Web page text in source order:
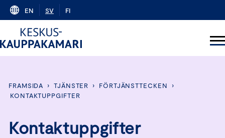
Skip
content
EN SV FI
FRAMSIDA › TJÄNSTER › FÖRTJÄNSTTECKEN
›
KONTAKTUPPGIFTER
Kontaktuppgifter